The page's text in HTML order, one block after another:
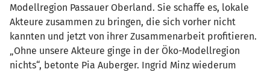
Modellregion Passauer Oberland. Sie schaffe es, lokale
Akteure zusammen zu bringen, die sich vorher nicht
kannten und jetzt von ihrer Zusammenarbeit profitieren.
„Ohne unsere Akteure ginge in der Öko-Modellregion
nichts“, betonte Pia Auberger. Ingrid Minz wiederum